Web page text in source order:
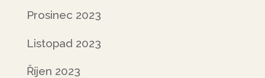
Prosinec 2023
Listopad 2023
Říjen 2023